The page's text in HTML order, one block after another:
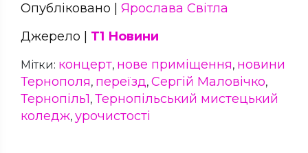
Опубліковано | Ярослава Світла
Джерело | Т1 Новини
Мітки: концерт, нове приміщення, новини
Тернополя, переїзд, Сергій Маловічко,
Тернопіль1, Тернопільський мистецький
коледж, урочистості